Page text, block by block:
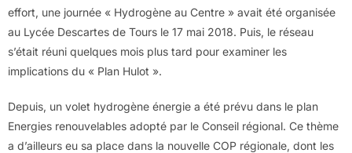
effort, une journée « Hydrogène au Centre » avait été organisée
au Lycée Descartes de Tours le 17 mai 2018. Puis, le réseau
s’était réuni quelques mois plus tard pour examiner les
implications du « Plan Hulot ».
Depuis, un volet hydrogène énergie a été prévu dans le plan
Energies renouvelables adopté par le Conseil régional. Ce thème
a d’ailleurs eu sa place dans la nouvelle COP régionale, dont les